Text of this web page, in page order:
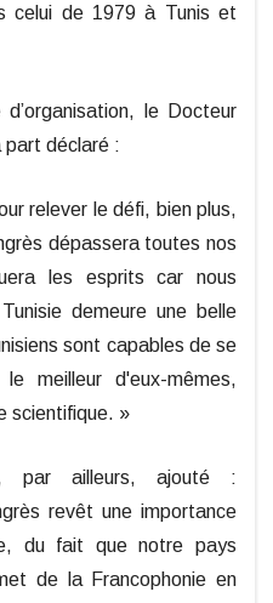
celui de 1979 à Tunis et
le Docteur
part déclaré :
relever le défi, bien plus,
dépassera toutes nos
les esprits car nous
demeure une belle
sont capables de se
meilleur d'eux-mêmes,
scientifique. »
par ailleurs, ajouté :
revêt une importance
du fait que notre pays
de la Francophonie en